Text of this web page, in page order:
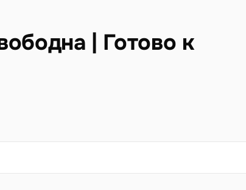
| Готово к